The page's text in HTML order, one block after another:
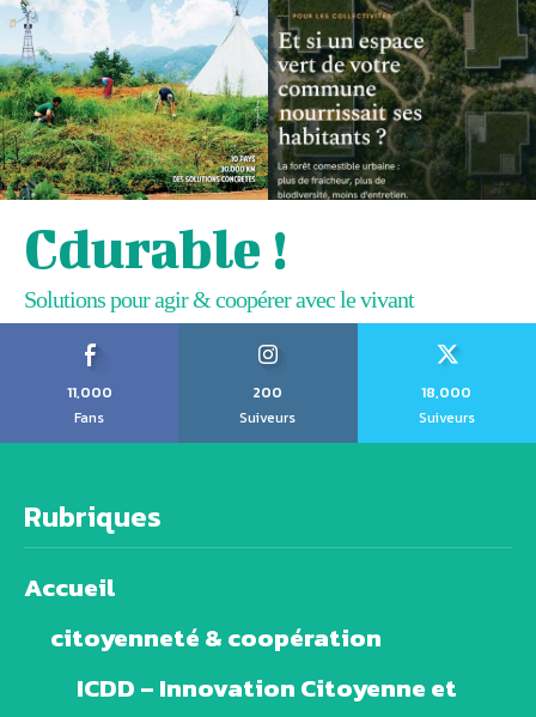
Cdurable !
Solutions pour agir & coopérer avec le vivant
11,000
Fans
200
Suiveurs
18,000
Suiveurs
Rubriques
Accueil
citoyenneté & coopération
ICDD – Innovation Citoyenne et